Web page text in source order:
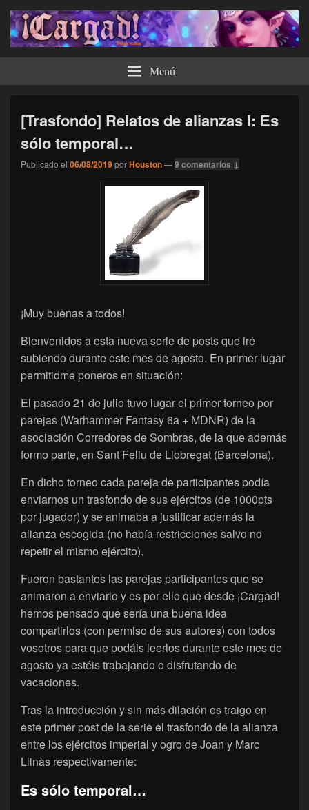
¡Cargad! Menú
[Trasfondo] Relatos de alianzas I: Es
sólo temporal…
Publicado el 06/08/2019porHouston—9 comentarios ↓
¡Muy buenas a todos!
Bienvenidos a esta nueva serie de posts que iré
subiendo durante este mes de agosto. En primer lugar
permitidme poneros en situación:
El pasado 21 de julio tuvo lugar el primer torneo por
parejas (Warhammer Fantasy 6a + MDNR) de la
asociación Corredores de Sombras, de la que además
formo parte, en Sant Feliu de Llobregat (Barcelona).
En dicho torneo cada pareja de participantes podía
enviarnos un trasfondo de sus ejércitos (de 1000pts
por jugador) y se animaba a justificar además la
alianza escogida (no había restricciones salvo no
repetir el mismo ejército).
Fueron bastantes las parejas participantes que se
animaron a enviarlo y es por ello que desde ¡Cargad!
hemos pensado que sería una buena idea
compartirlos (con permiso de sus autores) con todos
vosotros para que podáis leerlos durante este mes de
agosto ya estéis trabajando o disfrutando de
vacaciones.
Tras la introducción y sin más dilación os traigo en
este primer post de la serie el trasfondo de la alianza
entre los ejércitos imperial y ogro de Joan y Marc
Llinàs respectivamente:
Es sólo temporal…